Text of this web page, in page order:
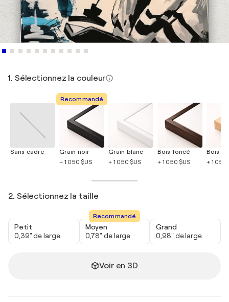
1. Sélectionnez la couleur
Sans cadre
Recommandé
Grain noir
+ 1 050 $US
Grain blanc
+ 1 050 $US
Bois foncé
+ 1 050 $US
Bois
+ 1 050
2. Sélectionnez la taille
Petit
0,39" de large
Recommandé
Moyen
0,78" de large
Grand
0,98" de large
Voir en 3D